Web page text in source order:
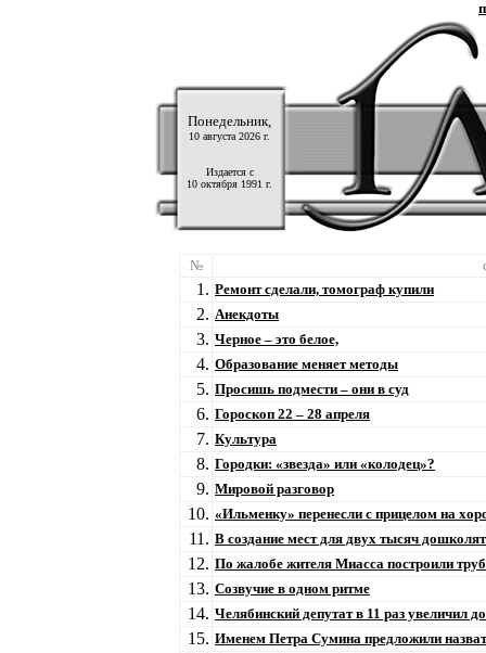
Понедельник,
10 августа 2026 г.
Издается с
10 октября 1991 г.
№
1. Ремонт сделали, томограф купили
2. Анекдоты
3. Черное – это белое,
4. Образование меняет методы
5. Просишь подмести – они в суд
6. Гороскоп 22 – 28 апреля
7. Культура
8. Городки: «звезда» или «колодец»?
9. Мировой разговор
10. «Ильменку» перенесли с прицелом на
11. В создание мест для двух тысяч
12. По жалобе жителя Миасса построили
13. Созвучие в одном ритме
14. Челябинский депутат в 11 раз увеличил
15. Именем Петра Сумина предложили